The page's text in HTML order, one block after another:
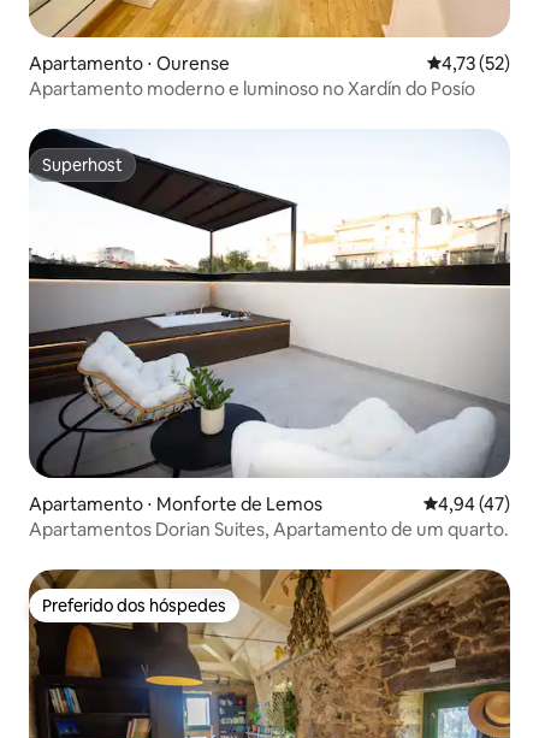
Apartamento ⋅ Ourense 4,73 de uma
4,73 (52)
Apartamento moderno e luminoso no Xardín do Posío
Superhost
Superhost
Apartamento ⋅ Monforte de Lemos 4,94 de uma
4,94 (47)
Apartamentos Dorian Suites, Apartamento de um quarto.
Preferido dos hóspedes
Preferido dos hóspedes